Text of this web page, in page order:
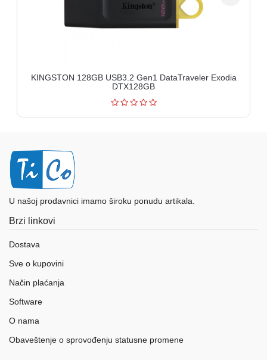
KINGSTON 128GB USB3.2 Gen1 DataTraveler Exodia
DTX128GB
U našoj prodavnici imamo široku ponudu artikala.
Brzi linkovi
Dostava
Sve o kupovini
Način plaćanja
Software
O nama
Obaveštenje o sprovođenju statusne promene